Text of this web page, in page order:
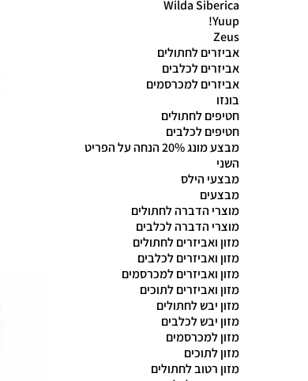
Wilda Siberica
Yuup!
Zeus
אביזרים לחתולים
אביזרים לכלבים
אביזרים למכרסמים
בונזו
חטיפים לחתולים
חטיפים לכלבים
מבצע מונג 20% הנחה על הפריט
השני
מבצעי הילס
מבצעים
מוצרי הדברה לחתולים
מוצרי הדברה לכלבים
מזון ואביזרים לחתולים
מזון ואביזרים לכלבים
מזון ואביזרים למכרסמים
מזון ואביזרים לתוכים
מזון יבש לחתולים
מזון יבש לכלבים
מזון למכרסמים
מזון לתוכים
מזון רטוב לחתולים